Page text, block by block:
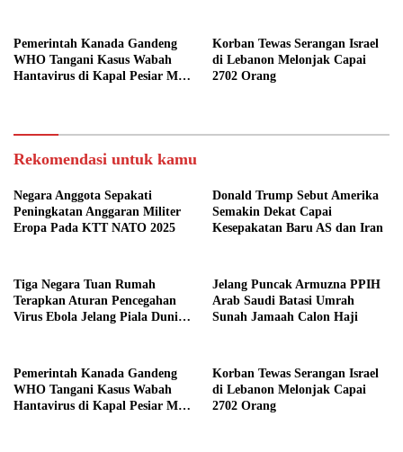
Pemerintah Kanada Gandeng
WHO Tangani Kasus Wabah
Hantavirus di Kapal Pesiar MV
Korban Tewas Serangan Israel
di Lebanon Melonjak Capai
2702 Orang
Rekomendasi untuk kamu
Negara Anggota Sepakati
Peningkatan Anggaran Militer
Eropa Pada KTT NATO 2025
Donald Trump Sebut Amerika
Semakin Dekat Capai
Kesepakatan Baru AS dan Iran
Tiga Negara Tuan Rumah
Terapkan Aturan Pencegahan
Virus Ebola Jelang Piala Dunia
Jelang Puncak Armuzna PPIH
Arab Saudi Batasi Umrah
Sunah Jamaah Calon Haji
Pemerintah Kanada Gandeng
WHO Tangani Kasus Wabah
Hantavirus di Kapal Pesiar MV
Korban Tewas Serangan Israel
di Lebanon Melonjak Capai
2702 Orang